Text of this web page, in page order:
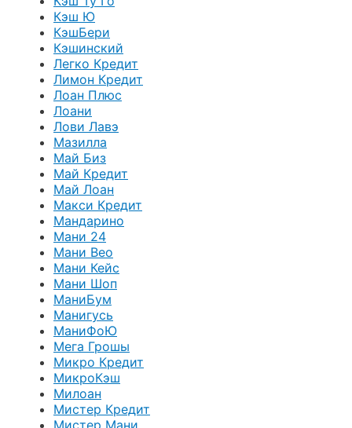
Кэш Ю
КэшБери
Кэшинский
Легко Кредит
Лимон Кредит
Лоан Плюс
Лоани
Лови Лавэ
Мазилла
Май Биз
Май Кредит
Май Лоан
Макси Кредит
Мандарино
Мани 24
Мани Вео
Мани Кейс
Мани Шоп
МаниБум
Манигусь
МаниФоЮ
Мега Грошы
Микро Кредит
МикроКэш
Милоан
Мистер Кредит